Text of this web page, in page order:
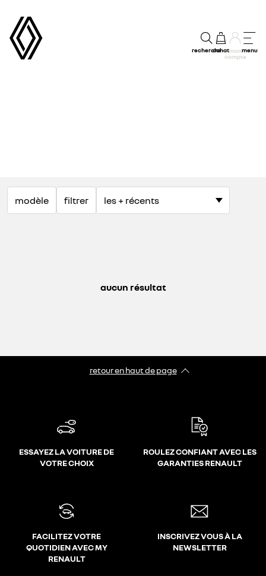
rechercheachatmon
compte
menu
modèle filtrer
aucun résultat
retour en haut de page​
ESSAYEZ LA VOITURE DE
VOTRE CHOIX
ROULEZ CONFIANT AVEC LES
GARANTIES RENAULT
FACILITEZ VOTRE
QUOTIDIEN AVEC MY
RENAULT
INSCRIVEZ VOUS À LA
NEWSLETTER